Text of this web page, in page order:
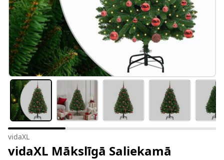
vidaXL
vidaXL Mākslīgā Saliekamā